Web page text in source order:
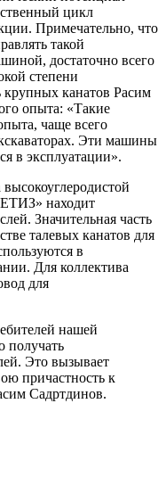
цикл
Примечательно, что
такой
достаточно всего
степени
канатов Расим
опыта: «Такие
чаще всего
Эти машины
в эксплуатации».
находит
Значительная часть
талевых канатов для
в
Для коллектива
для
нашей
получать
Это вызывает
причастность к
Садртдинов.